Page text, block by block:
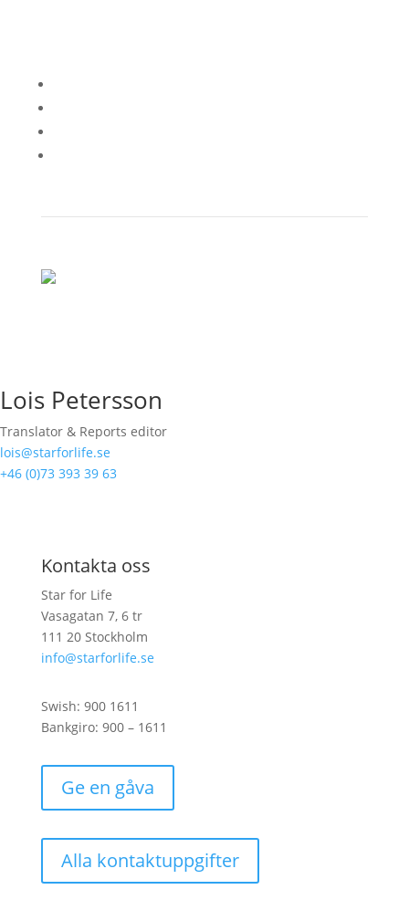
Lois Petersson
Translator & Reports editor
lois@starforlife.se
+46 (0)73 393 39 63
Kontakta oss
Star for Life
Vasagatan 7, 6 tr
111 20 Stockholm
info@starforlife.se
Swish: 900 1611
Bankgiro: 900 – 1611
Ge en gåva
Alla kontaktuppgifter